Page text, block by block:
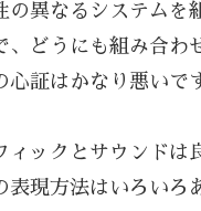
の異なるシステムを
、どうにも組み合わ
心証はかなり悪いで
ィックとサウンドは
表現方法はいろい